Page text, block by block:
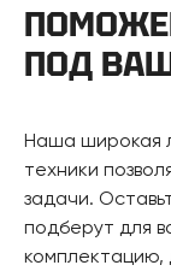
ПОД
Наша широкая
техники
задачи.
подберут для
комплектацию,